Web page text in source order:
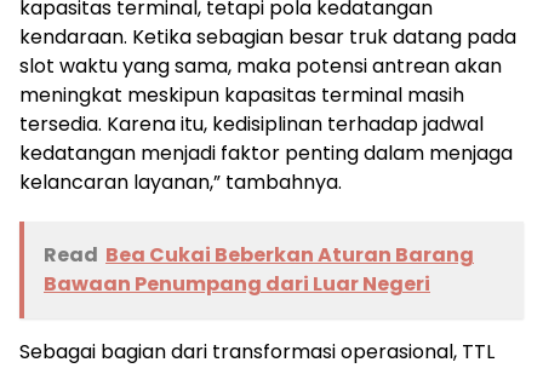
kapasitas terminal, tetapi pola kedatangan
kendaraan. Ketika sebagian besar truk datang pada
slot waktu yang sama, maka potensi antrean akan
meningkat meskipun kapasitas terminal masih
tersedia. Karena itu, kedisiplinan terhadap jadwal
kedatangan menjadi faktor penting dalam menjaga
kelancaran layanan,” tambahnya.
Read Bea Cukai Beberkan Aturan Barang
Bawaan Penumpang dari Luar Negeri
Sebagai bagian dari transformasi operasional, TTL